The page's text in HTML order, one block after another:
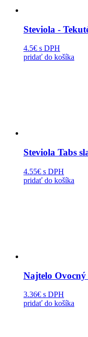
Steviola -
4.5€ s DPH
pridať do košíka
Steviola Tabs
4.55€ s DPH
pridať do košíka
Najtelo
3.36€ s DPH
pridať do košíka